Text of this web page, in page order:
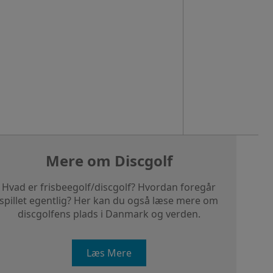
Mere om Discgolf
Hvad er frisbeegolf/discgolf? Hvordan foregår
spillet egentlig? Her kan du også læse mere om
discgolfens plads i Danmark og verden.
Læs Mere